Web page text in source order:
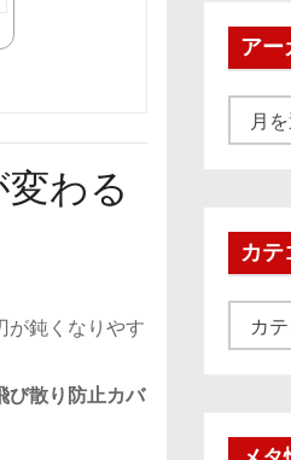
わる
が鈍くなりやす
び散り防止カバ
アー
ー
ブカテ
テ